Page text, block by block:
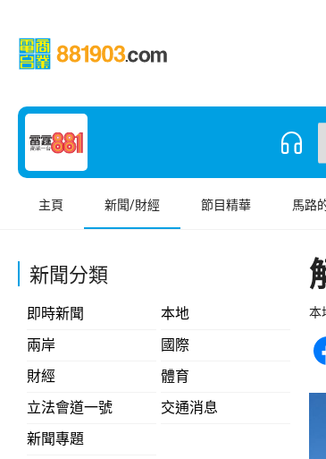
主頁 新聞/財經 節目精華 馬路
新聞分類
即時新聞
本地
兩岸
國際
財經
體育
立法會道一號
交通消息
新聞專題
本